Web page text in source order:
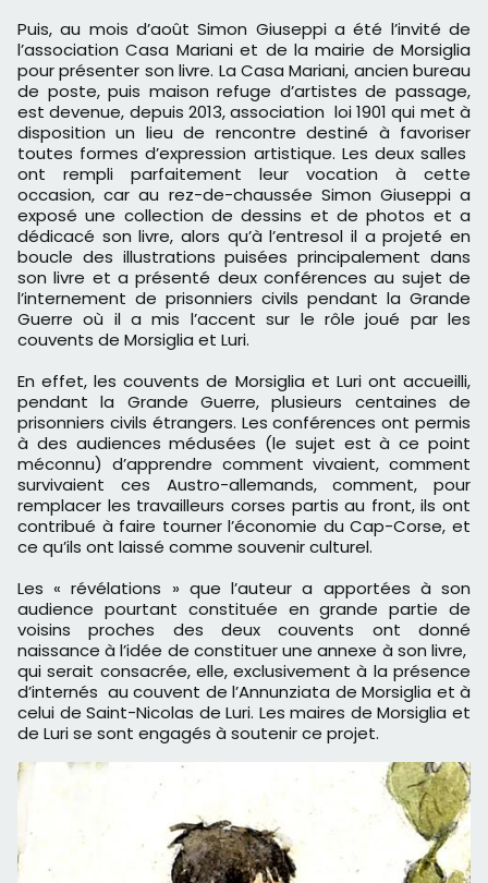
Puis, au mois d’août Simon Giuseppi a été l’invité de
l’association Casa Mariani et de la mairie de Morsiglia
pour présenter son livre. La Casa Mariani, ancien bureau
de poste, puis maison refuge d’artistes de passage,
est devenue, depuis 2013, association loi 1901 qui met à
disposition un lieu de rencontre destiné à favoriser
toutes formes d’expression artistique. Les deux salles
ont rempli parfaitement leur vocation à cette
occasion, car au rez-de-chaussée Simon Giuseppi a
exposé une collection de dessins et de photos et a
dédicacé son livre, alors qu’à l’entresol il a projeté en
boucle des illustrations puisées principalement dans
son livre et a présenté deux conférences au sujet de
l’internement de prisonniers civils pendant la Grande
Guerre où il a mis l’accent sur le rôle joué par les
couvents de Morsiglia et Luri.
En effet, les couvents de Morsiglia et Luri ont accueilli,
pendant la Grande Guerre, plusieurs centaines de
prisonniers civils étrangers. Les conférences ont permis
à des audiences médusées (le sujet est à ce point
méconnu) d’apprendre comment vivaient, comment
survivaient ces Austro-allemands, comment, pour
remplacer les travailleurs corses partis au front, ils ont
contribué à faire tourner l’économie du Cap-Corse, et
ce qu’ils ont laissé comme souvenir culturel.
Les « révélations » que l’auteur a apportées à son
audience pourtant constituée en grande partie de
voisins proches des deux couvents ont donné
naissance à l’idée de constituer une annexe à son livre,
qui serait consacrée, elle, exclusivement à la présence
d’internés au couvent de l’Annunziata de Morsiglia et à
celui de Saint-Nicolas de Luri. Les maires de Morsiglia et
de Luri se sont engagés à soutenir ce projet.